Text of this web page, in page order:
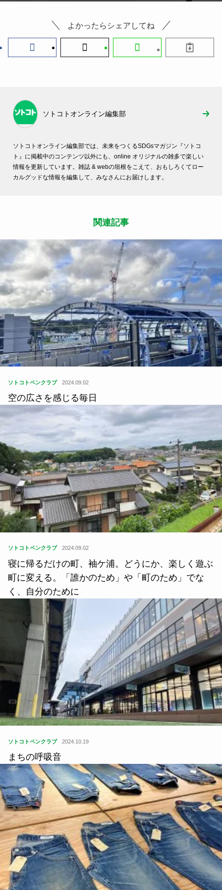
よかったらシェアしてね
ソトコトオンライン編集部
ソトコトオンライン編集部では、未来をつくるSDGsマガジン『ソトコ
ト』に掲載中のコンテンツ以外にも、online オリジナルの雑多で楽しい
情報を更新しています。雑誌 & webの垣根をこえて、おもしろくてロー
カルグッドな情報を編集して、みなさんにお届けします。
関連記事
ソトコトペンクラブ 2024.09.02
空の広さを感じる毎日
ソトコトペンクラブ 2024.09.02
寝に帰るだけの町、袖ケ浦。どうにか、楽しく遊ぶ
町に変える。「誰かのため」や「町のため」でな
く、自分のために
ソトコトペンクラブ 2024.10.19
まちの呼吸音